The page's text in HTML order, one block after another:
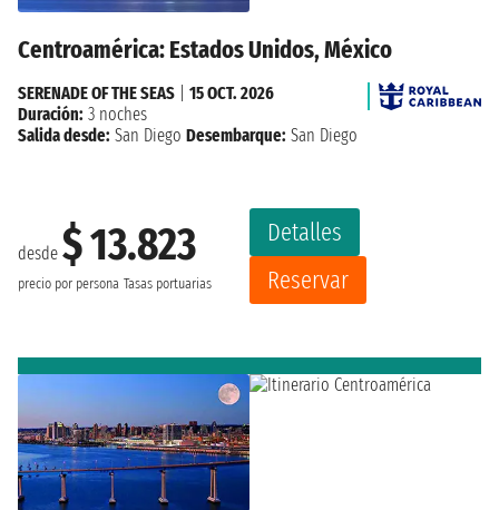
Centroamérica: Estados Unidos, México
desde $ 13.823
precio por persona Tasas portuarias
Detalles
Reservar
SERENADE OF THE SEAS
15 OCT. 2026
Duración: 3 noches
Salida desde: San Diego Desembarque: San Diego